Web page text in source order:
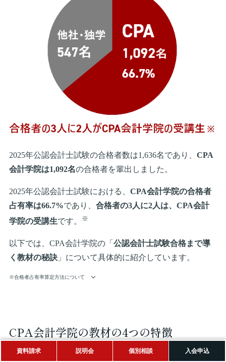
2025年公認会計士試験の合格者数は1,636名であり、 CPA
会計学院は1,092名の合格者を輩出しました。
2025年公認会計士試験における、 CPA会計学院の合格者
占有率は66.7%であり、 合格者の3人に2人は、CPA会計
学院の受講生です。 ※
以下では、CPA会計学院の「 公認会計士試験合格まで導
く教材の秘訣」について具体的に紹介しています。
※合格者占有率算定方法について
CPA会計学院の教材の4つの特徴
資料請求 説明会 個別相談 入会申込